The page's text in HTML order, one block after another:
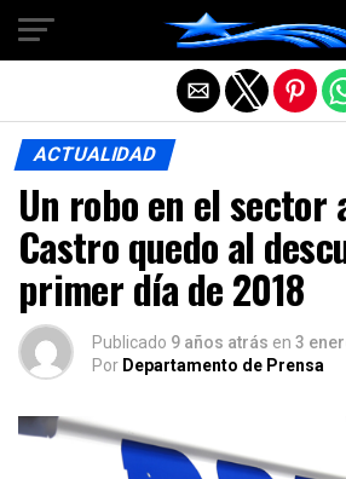
ACTUALIDAD
Un robo en el sector
Castro quedo al
primer día de 2018
Publicado 9 años atrás en 3
Por Departamento de Prensa
Salir de la versión